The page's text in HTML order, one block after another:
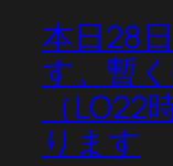
本日28
す。暫
（
ります